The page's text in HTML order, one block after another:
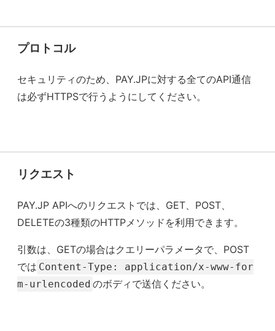
プロトコル
セキュリティのため、PAY.JPに対する全てのAPI通信
は必ずHTTPSで行うようにしてください。
リクエスト
PAY.JP APIへのリクエストでは、GET、POST、
DELETEの3種類のHTTPメソッドを利用できます。
引数は、GETの場合はクエリーパラメータで、POST
では Content-Type: application/x-www-for
m-urlencoded のボディで送信ください。